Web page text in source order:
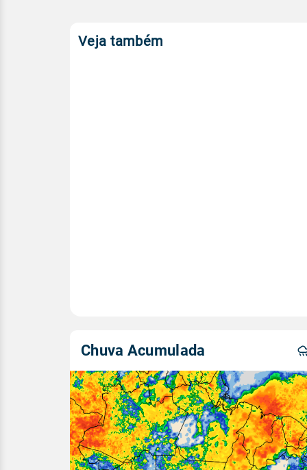
Veja também
Chuva Acumulada